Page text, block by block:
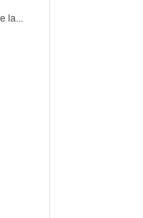
la...